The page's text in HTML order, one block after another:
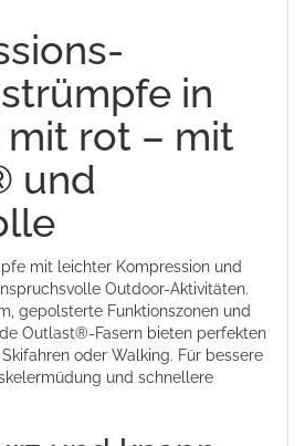
in
mit rot – mit
und
mit leichter Kompression und
Outdoor-Aktivitäten.
gepolsterte Funktionszonen und
Outlast®-Fasern bieten perfekten
oder Walking. Für bessere
und schnellere